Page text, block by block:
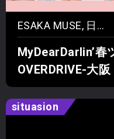
ESAKA MUSE, 日本、〒564-0051 大阪府吹田市豊津町１０−１５ モアイビル 5F
MyDearDarlin’春
OVERDRIVE-大阪
situasion